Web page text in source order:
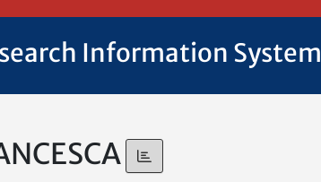
Information System